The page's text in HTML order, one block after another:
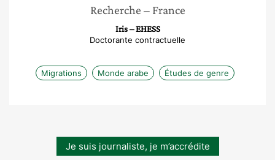
Recherche – France
Iris – EHESS
Doctorante contractuelle
Migrations Monde arabe Études de genre
Je suis journaliste, je m’accrédite